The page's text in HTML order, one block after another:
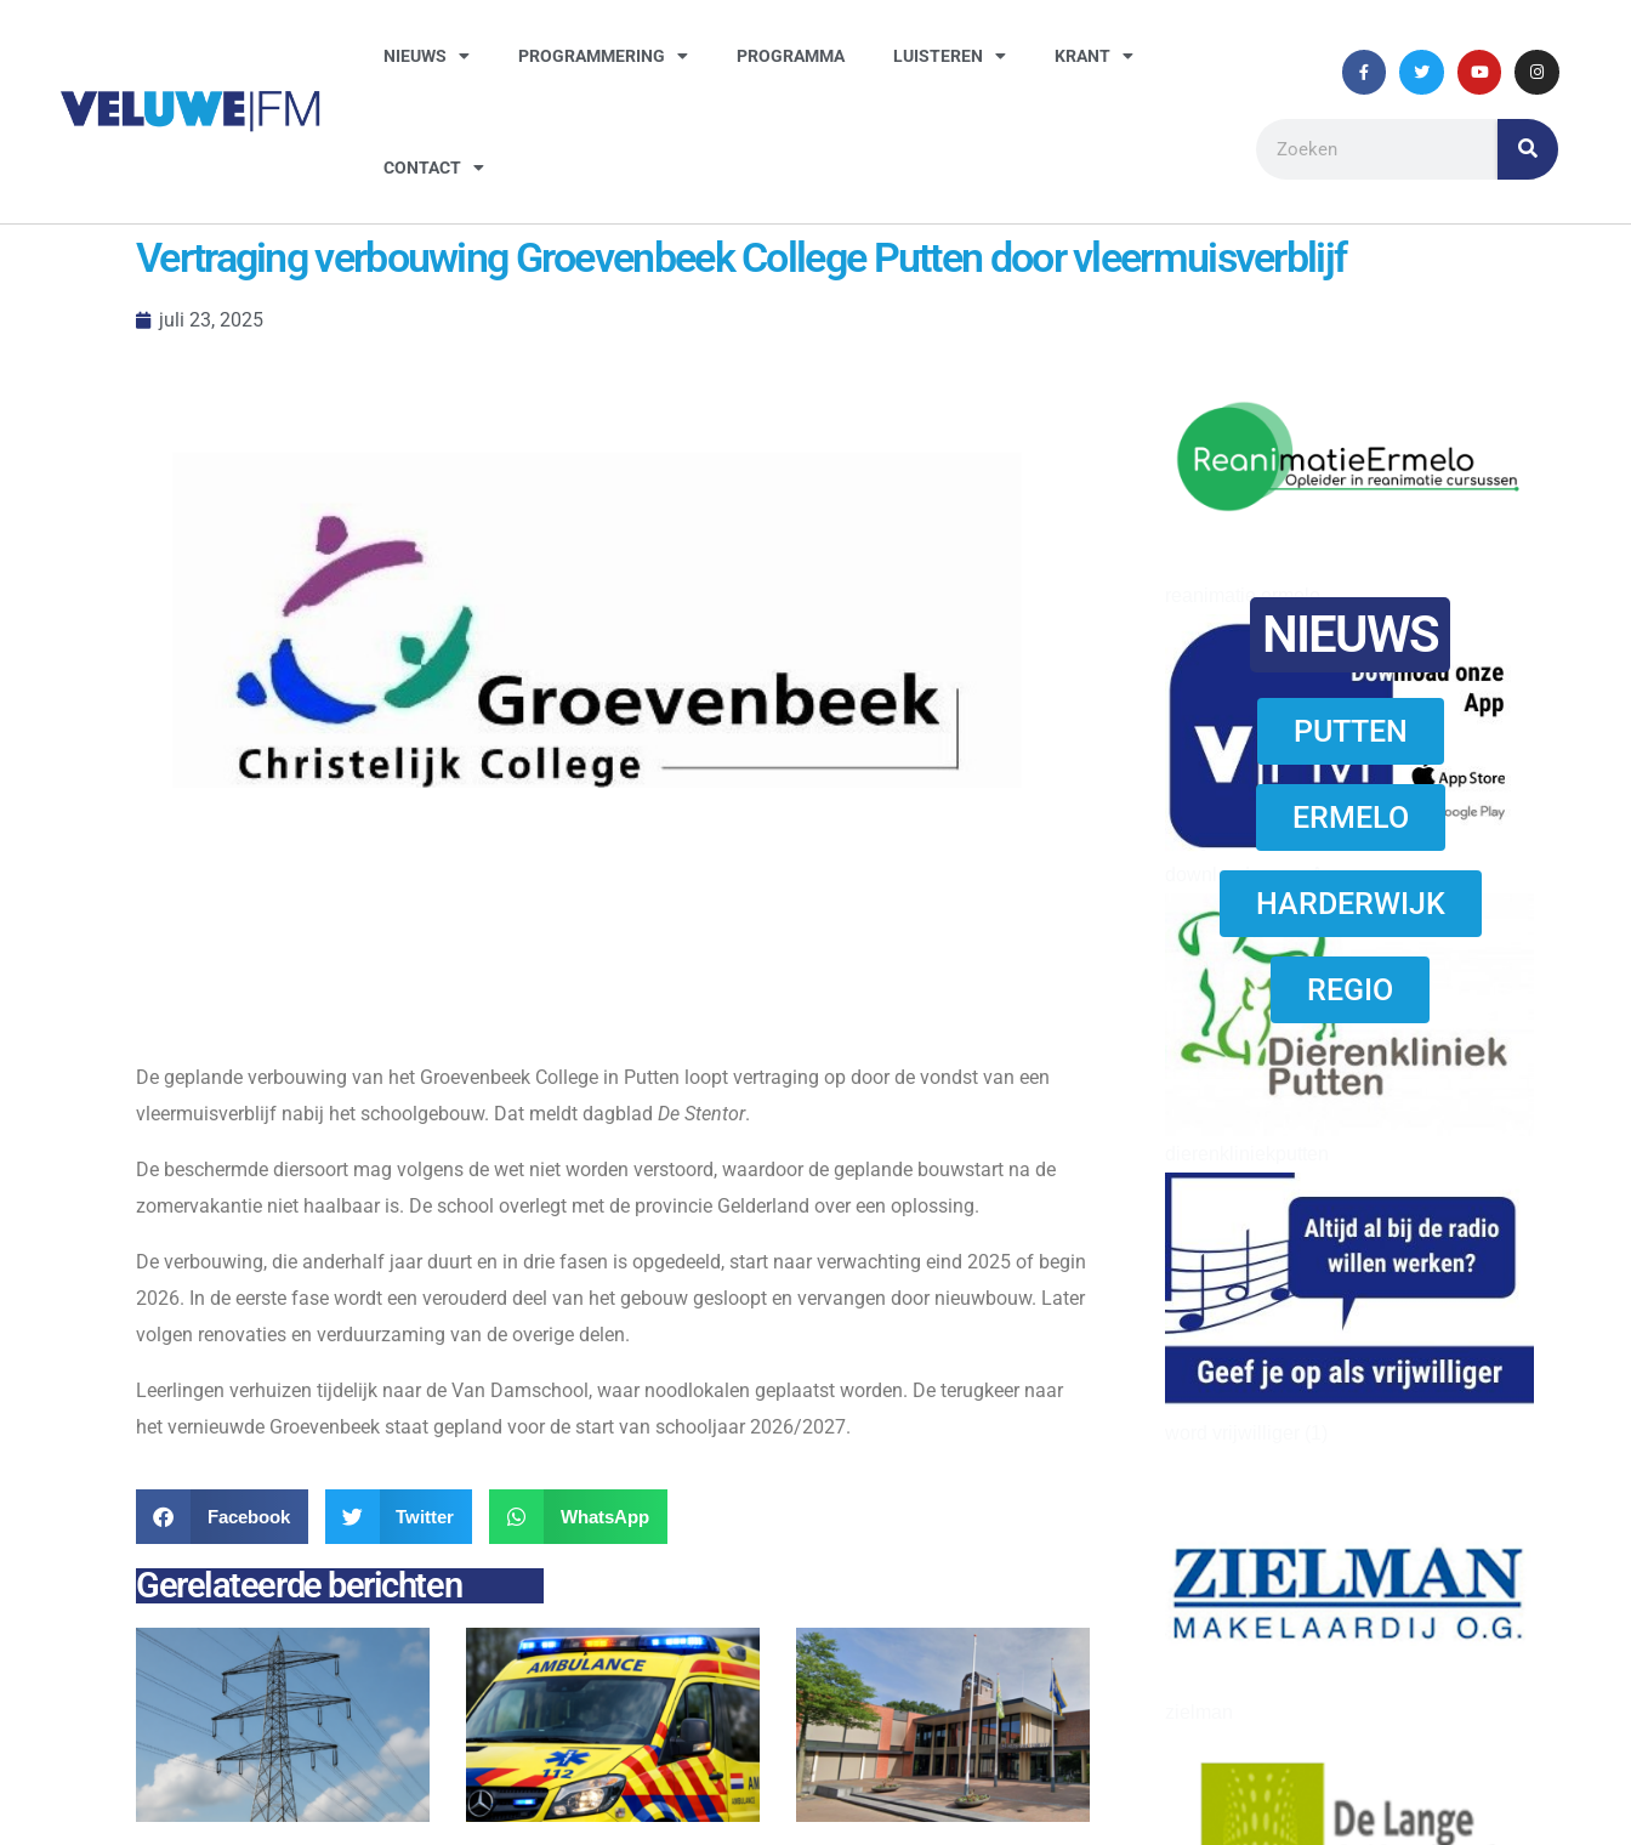
NIEUWS PROGRAMMERING PROGRAMMA LUISTEREN KRANT
CONTACT
Vertraging verbouwing Groevenbeek College Putten door vleermuisverblijf
juli 23, 2025
reanimatie ermelo
download onzze App
NIEUWS
PUTTEN
ERMELO
HARDERWIJK
REGIO
De geplande verbouwing van het Groevenbeek College in Putten loopt vertraging op door de vondst van een
vleermuisverblijf nabij het schoolgebouw. Dat meldt dagblad De Stentor.
De beschermde diersoort mag volgens de wet niet worden verstoord, waardoor de geplande bouwstart na de
zomervakantie niet haalbaar is. De school overlegt met de provincie Gelderland over een oplossing.
De verbouwing, die anderhalf jaar duurt en in drie fasen is opgedeeld, start naar verwachting eind 2025 of begin
2026. In de eerste fase wordt een verouderd deel van het gebouw gesloopt en vervangen door nieuwbouw. Later
volgen renovaties en verduurzaming van de overige delen.
Leerlingen verhuizen tijdelijk naar de Van Damschool, waar noodlokalen geplaatst worden. De terugkeer naar
het vernieuwde Groevenbeek staat gepland voor de start van schooljaar 2026/2027.
Facebook Twitter WhatsApp
Gerelateerde berichten